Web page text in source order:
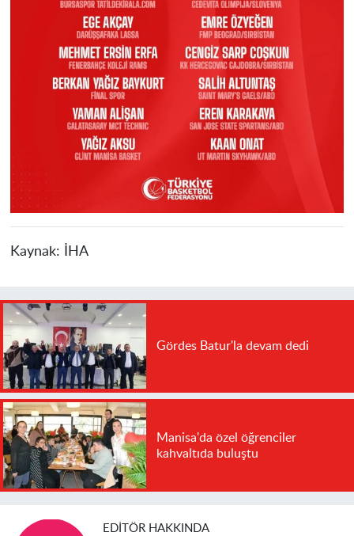
Kaynak: İHA
Gördes Batur'la devam dedi
Manisa'da özel öğrenciler
kahvaltıda buluştu
EDITÖR HAKKINDA